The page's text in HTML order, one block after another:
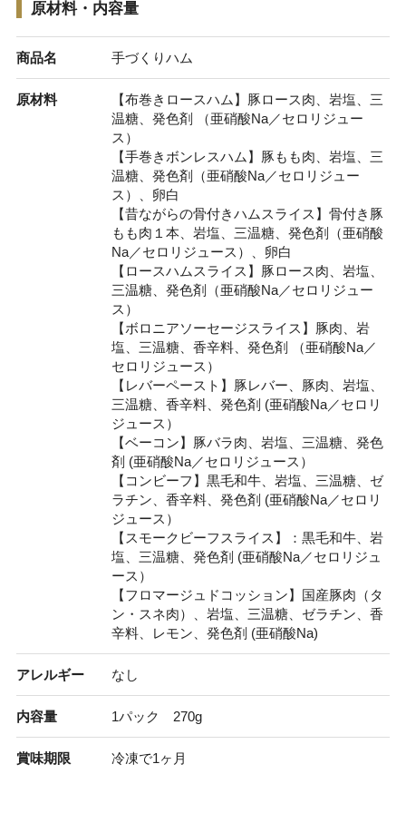
原材料・内容量
商品名 手づくりハム
原材料
【布巻きロースハム】豚ロース肉、岩塩、三
温糖、発色剤 （亜硝酸Na／セロリジュー
ス）
【手巻きボンレスハム】豚もも肉、岩塩、三
温糖、発色剤（亜硝酸Na／セロリジュー
ス）、卵白
【昔ながらの骨付きハムスライス】骨付き豚
もも肉１本、岩塩、三温糖、発色剤（亜硝酸
Na／セロリジュース）、卵白
【ロースハムスライス】豚ロース肉、岩塩、
三温糖、発色剤（亜硝酸Na／セロリジュー
ス）
【ボロニアソーセージスライス】豚肉、岩
塩、三温糖、香辛料、発色剤 （亜硝酸Na／
セロリジュース）
【レバーペースト】豚レバー、豚肉、岩塩、
三温糖、香辛料、発色剤 (亜硝酸Na／セロリ
ジュース）
【ベーコン】豚バラ肉、岩塩、三温糖、発色
剤 (亜硝酸Na／セロリジュース）
【コンビーフ】黒毛和牛、岩塩、三温糖、ゼ
ラチン、香辛料、発色剤 (亜硝酸Na／セロリ
ジュース）
【スモークビーフスライス】：黒毛和牛、岩
塩、三温糖、発色剤 (亜硝酸Na／セロリジュ
ース）
【フロマージュドコッション】国産豚肉（タ
ン・スネ肉）、岩塩、三温糖、ゼラチン、香
辛料、レモン、発色剤 (亜硝酸Na)
アレルギー なし
内容量 1パック 270g
賞味期限 冷凍で1ヶ月